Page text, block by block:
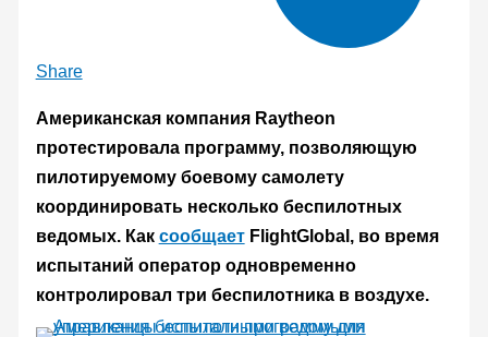
Share
Американская компания Raytheon
протестировала программу, позволяющую
пилотируемому боевому самолету
координировать несколько беспилотных
ведомых. Как сообщаетFlightGlobal, во время
испытаний оператор одновременно
контролировал три беспилотника в воздухе.